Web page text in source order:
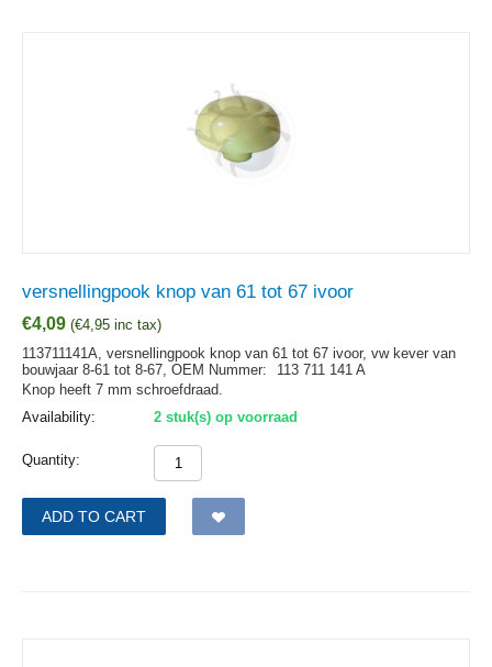
versnellingpook knop van 61 tot 67 ivoor
€4,09 (€4,95 inc tax)
113711141A, versnellingpook knop van 61 tot 67 ivoor, vw kever van
bouwjaar 8-61 tot 8-67, OEM Nummer:
113 711 141 A
Knop heeft 7 mm schroefdraad.
Availability:
2 stuk(s) op voorraad
Quantity:
ADD TO CART